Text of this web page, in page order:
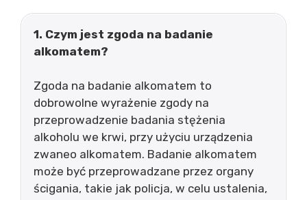
1. Czym jest zgoda na badanie
alkomatem?
Zgoda na badanie alkomatem to
dobrowolne wyrażenie zgody na
przeprowadzenie badania stężenia
alkoholu we krwi, przy użyciu urządzenia
zwaneo alkomatem. Badanie alkomatem
może być przeprowadzane przez organy
ścigania, takie jak policja, w celu ustalenia,